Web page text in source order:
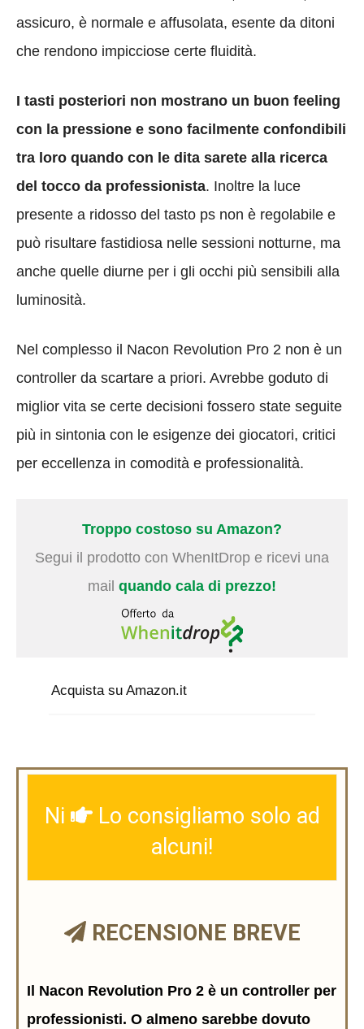
assicuro, è normale e affusolata, esente da ditoni
che rendono impicciose certe fluidità.
I tasti posteriori non mostrano un buon feeling
con la pressione e sono facilmente confondibili
tra loro quando con le dita sarete alla ricerca
del tocco da professionista. Inoltre la luce
presente a ridosso del tasto ps non è regolabile e
può risultare fastidiosa nelle sessioni notturne, ma
anche quelle diurne per i gli occhi più sensibili alla
luminosità.
Nel complesso il Nacon Revolution Pro 2 non è un
controller da scartare a priori. Avrebbe goduto di
miglior vita se certe decisioni fossero state seguite
più in sintonia con le esigenze dei giocatori, critici
per eccellenza in comodità e professionalità.
Troppo costoso su Amazon?
Segui il prodotto con WhenItDrop e ricevi una
mail quando cala di prezzo!
Acquista su Amazon.it
Ni
Lo consigliamo solo ad
alcuni!
RECENSIONE BREVE
Il Nacon Revolution Pro 2 è un controller per
professionisti. O almeno sarebbe dovuto